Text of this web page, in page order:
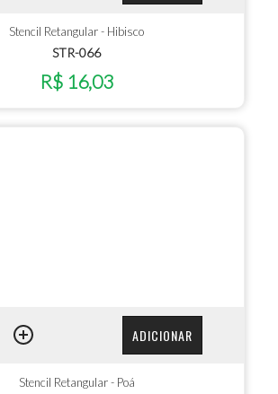
Stencil Retangular - Hibisco
STR-066
R$ 16,03
ADICIONAR
Stencil Retangular - Poá